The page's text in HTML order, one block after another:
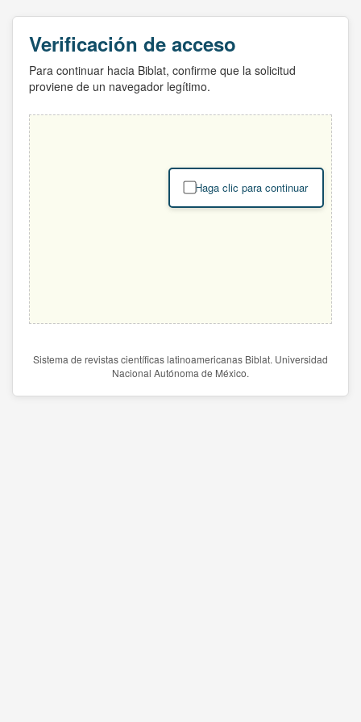
Verificación de acceso
Para continuar hacia Biblat, confirme que la solicitud
proviene de un navegador legítimo.
Haga clic para continuar
Sistema de revistas científicas latinoamericanas Biblat. Universidad
Nacional Autónoma de México.